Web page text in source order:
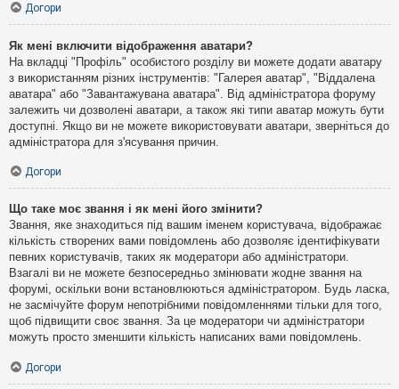
Догори
Як мені включити відображення аватари?
На вкладці "Профіль" особистого розділу ви можете додати аватару
з використанням різних інструментів: "Галерея аватар", "Віддалена
аватара" або "Завантажувана аватара". Від адміністратора форуму
залежить чи дозволені аватари, а також які типи аватар можуть бути
доступні. Якщо ви не можете використовувати аватари, зверніться до
адміністратора для з'ясування причин.
Догори
Що таке моє звання і як мені його змінити?
Звання, яке знаходиться під вашим іменем користувача, відображає
кількість створених вами повідомлень або дозволяє ідентифікувати
певних користувачів, таких як модератори або адміністратори.
Взагалі ви не можете безпосередньо змінювати жодне звання на
форумі, оскільки вони встановлюються адміністратором. Будь ласка,
не засмічуйте форум непотрібними повідомленнями тільки для того,
щоб підвищити своє звання. За це модератори чи адміністратори
можуть просто зменшити кількість написаних вами повідомлень.
Догори